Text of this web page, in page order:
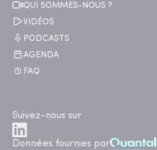
QUI SOMMES-NOUS ?
VIDÉOS
PODCASTS
AGENDA
FAQ
Suivez-nous sur
Données fournies par